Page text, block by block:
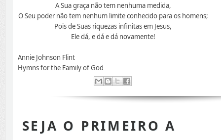
A Sua graça não tem nenhuma medida,
O Seu poder não tem nenhum limite conhecido para os homens;
Pois de Suas riquezas infinitas em Jesus,
Ele dá, e dá e dá novamente!
Annie Johnson Flint
Hymns for the Family of God
SEJA O PRIMEIRO A